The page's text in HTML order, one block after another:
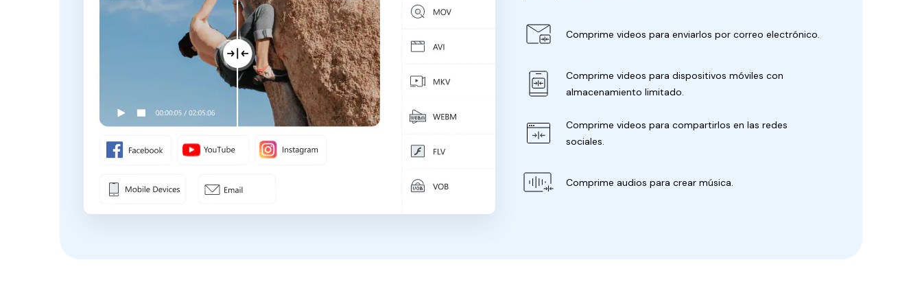
Comprime videos para enviarlos por correo electrónico.
Comprime videos para dispositivos móviles con
almacenamiento limitado.
Comprime videos para compartirlos en las redes
sociales.
Comprime audios para crear música.